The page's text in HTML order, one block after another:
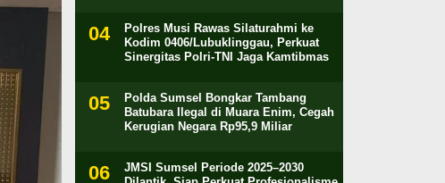
Polres Musi Rawas Silaturahmi ke
Kodim 0406/Lubuklinggau, Perkuat
Sinergitas Polri-TNI Jaga Kamtibmas
Polda Sumsel Bongkar Tambang
Batubara Ilegal di Muara Enim, Cegah
Kerugian Negara Rp95,9 Miliar
JMSI Sumsel Periode 2025–2030